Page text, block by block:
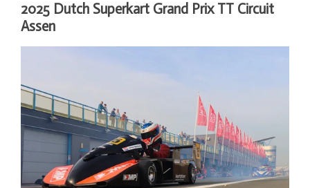
2025 Dutch Superkart Grand Prix TT Circuit
Assen